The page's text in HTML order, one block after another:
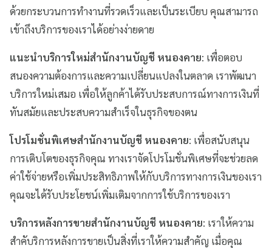
ด้วยกระบวนการทำงานที่รวดเร็วและเป็นระเบียบ คุณสามารถ
เข้าถึงบริการของเราได้อย่างง่ายดาย
แนะนำบริการใหม่สำนักงานบัญชี หนองคาย: เพื่อตอบ
สนองความต้องการและความเปลี่ยนแปลงในตลาด เราพัฒนา
บริการใหม่เสมอ เพื่อให้ลูกค้าได้รับประสบการณ์ทางการเงินที่
ทันสมัยและประสบความสำเร็จในธุรกิจของตน
โปรโมชั่นพิเศษสำนักงานบัญชี หนองคาย: เพื่อสนับสนุน
การเติบโตของธุรกิจคุณ ทางเราจัดโปรโมชั่นพิเศษที่จะช่วยลด
ค่าใช้จ่ายหรือเพิ่มประสิทธิภาพให้กับบริการทางการเงินของเรา
คุณจะได้รับประโยชน์เพิ่มเติมจากการใช้บริการของเรา
บริการหลังการขายสำนักงานบัญชี หนองคาย: เราให้ความ
สำคับริการหลังการขายเป็นสิ่งที่เราให้ความสำคัญ เมื่อคุณ